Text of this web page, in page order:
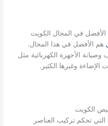
في المجال الكويت
هم الأفضل في هذا المجال.
الأجهزة الكهربائية مثل
الإضاءة وغيرها الكثير.
الكويت
تحكم تركيب العناصر